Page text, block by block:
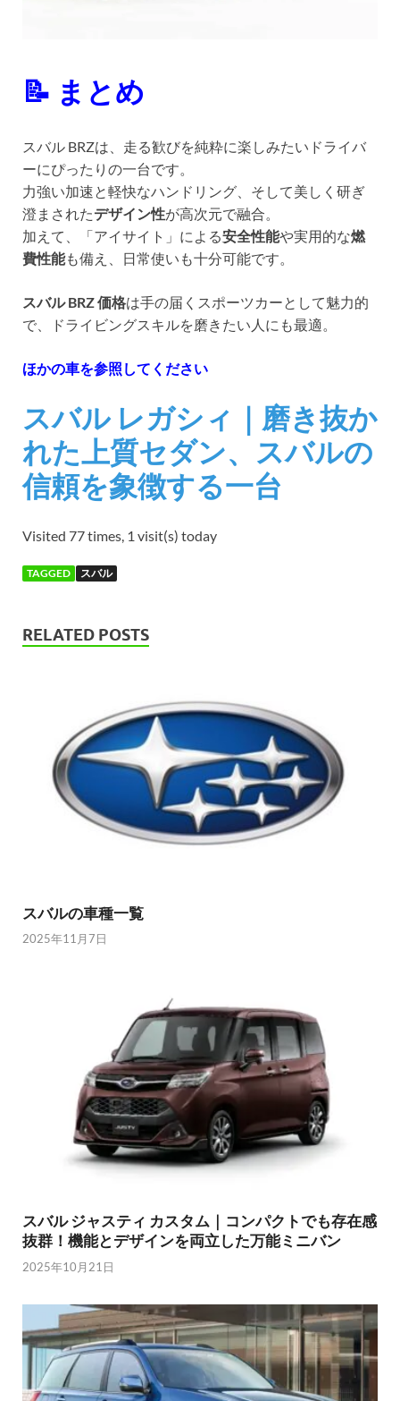
📝 まとめ
スバル BRZは、走る歓びを純粋に楽しみたいドライバ
ーにぴったりの一台です。
力強い加速と軽快なハンドリング、そして美しく研ぎ
澄まされたデザイン性が高次元で融合。
加えて、「アイサイト」による安全性能や実用的な燃
費性能も備え、日常使いも十分可能です。
スバル BRZ 価格は手の届くスポーツカーとして魅力的
で、ドライビングスキルを磨きたい人にも最適。
ほかの車を参照してください
スバル レガシィ｜磨き抜か
れた上質セダン、スバルの
信頼を象徴する一台
Visited 77 times, 1 visit(s) today
TAGGED スバル
RELATED POSTS
スバルの車種一覧
2025年11月7日
スバル ジャスティ カスタム｜コンパクトでも存在感
抜群！機能とデザインを両立した万能ミニバン
2025年10月21日